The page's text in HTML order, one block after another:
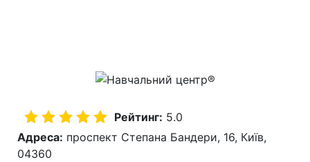
Рейтинг: 5.0
Адреса: проспект Степана Бандери, 16, Київ,
04360